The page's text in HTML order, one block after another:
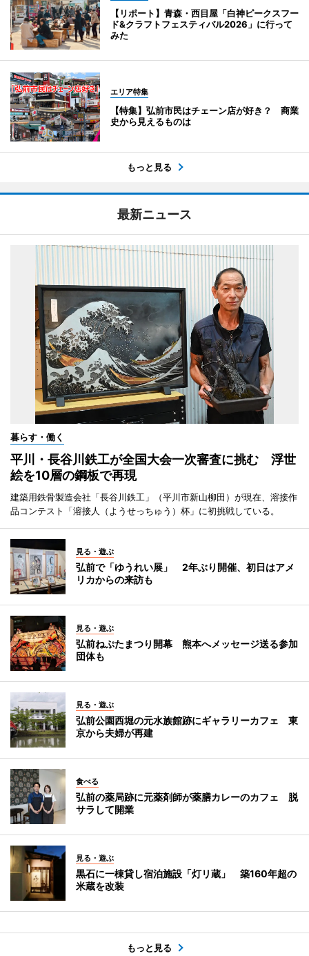
【リポート】青森・西目屋「白神ピークスフー
ド&クラフトフェスティバル2026」に行って
みた
エリア特集
【特集】弘前市民はチェーン店が好き？ 商業
史から見えるものは
もっと見る
最新ニュース
暮らす・働く
平川・長谷川鉄工が全国大会一次審査に挑む 浮世
絵を10層の鋼板で再現
建築用鉄骨製造会社「長谷川鉄工」（平川市新山柳田）が現在、溶接作
品コンテスト「溶接人（ようせっちゅう）杯」に初挑戦している。
見る・遊ぶ
弘前で「ゆうれい展」 2年ぶり開催、初日はアメ
リカからの来訪も
見る・遊ぶ
弘前ねぷたまつり開幕 熊本へメッセージ送る参加
団体も
見る・遊ぶ
弘前公園西堀の元水族館跡にギャラリーカフェ 東
京から夫婦が再建
食べる
弘前の薬局跡に元薬剤師が薬膳カレーのカフェ 脱
サラして開業
見る・遊ぶ
黒石に一棟貸し宿泊施設「灯リ蔵」 築160年超の
米蔵を改装
もっと見る